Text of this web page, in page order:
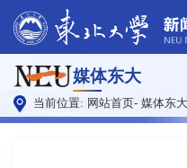
媒体东大
当前位置: 网站首页- 媒体东